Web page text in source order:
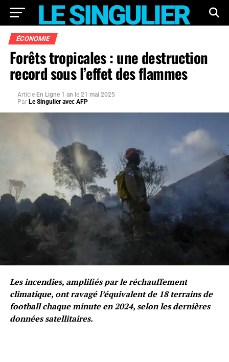
ÉCONOMIE
Forêts tropicales : une destruction
record sous l’effet des flammes
Article En Ligne 1 an le 21 mai 2025
Par Le Singulier avec AFP
Les incendies, amplifiés par le réchauffement
climatique, ont ravagé l’équivalent de 18 terrains de
football chaque minute en 2024, selon les dernières
données satellitaires.